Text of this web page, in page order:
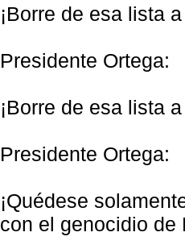
¡Borre de esa lista
Presidente Ortega:
¡Borre de esa lista
Presidente Ortega:
¡Quédese
con el genocidio de